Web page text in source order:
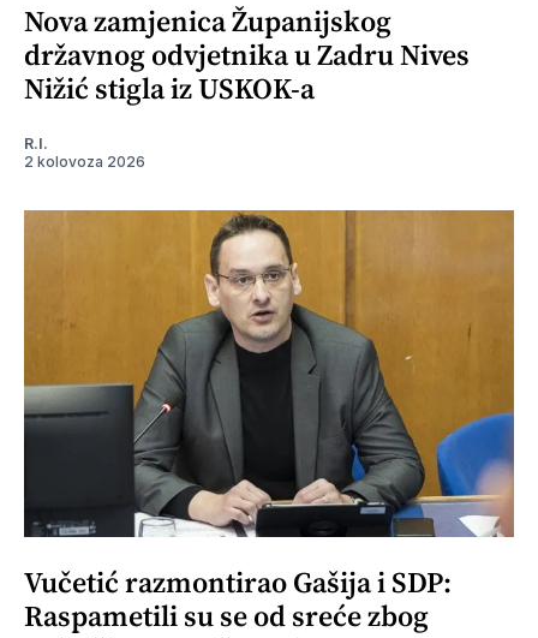
Nova zamjenica Županijskog
državnog odvjetnika u Zadru Nives
Nižić stigla iz USKOK-a
R.I.
2 kolovoza 2026
Vučetić razmontirao Gašija i SDP:
Raspametili su se od sreće zbog